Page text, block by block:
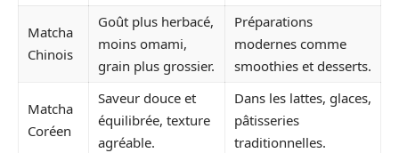
Matcha
Chinois
Goût plus herbacé,
moins omami,
grain plus grossier.
Préparations
modernes comme
smoothies et desserts.
Matcha
Coréen
Saveur douce et
équilibrée, texture
agréable.
Dans les lattes, glaces,
pâtisseries
traditionnelles.